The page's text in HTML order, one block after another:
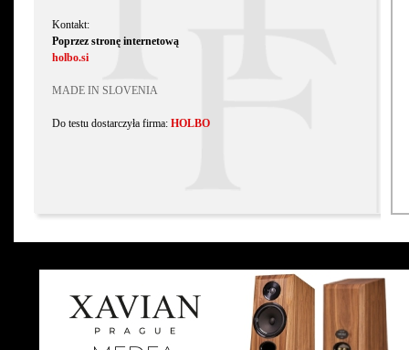
Kontakt:
Poprzez stronę internetową
holbo.si
MADE IN SLOVENIA
Do testu dostarczyła firma: HOLBO